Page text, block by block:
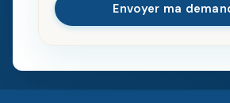
Envoyer ma